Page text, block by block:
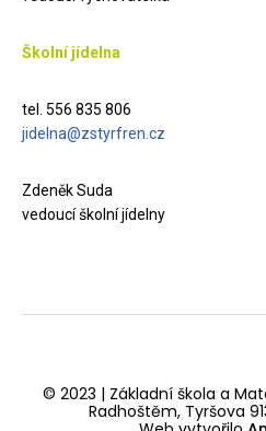
Školní jídelna
tel. 556 835 806
jidelna@zstyrfren.cz
Zdeněk Suda
vedoucí školní jídelny
© 2023 | Základní škola a
Radhoštěm, Tyršova